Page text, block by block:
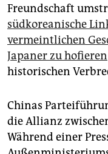
Freundschaft
südkoreanische
vermeintlichen
Japaner zu hofieren
historischen
Chinas
die Allianz
Während einer